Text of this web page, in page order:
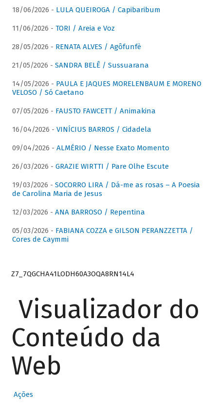
18/06/2026 - LULA QUEIROGA / Capibaribum
11/06/2026 - TORI / Areia e Voz
28/05/2026 - RENATA ALVES / Agôfunfè
21/05/2026 - SANDRA BELÊ / Sussuarana
14/05/2026 - PAULA E JAQUES MORELENBAUM E MORENO
VELOSO / Só Caetano
07/05/2026 - FAUSTO FAWCETT / Animakina
16/04/2026 - VINÍCIUS BARROS / Cidadela
09/04/2026 - ALMÉRIO / Nesse Exato Momento
26/03/2026 - GRAZIE WIRTTI / Pare Olhe Escute
19/03/2026 - SOCORRO LIRA / Dá-me as rosas – A Poesia
de Carolina Maria de Jesus
12/03/2026 - ANA BARROSO / Repentina
05/03/2026 - FABIANA COZZA e GILSON PERANZZETTA /
Cores de Caymmi
Z7_7QGCHA41LODH60A3OQA8RN14L4
Visualizador do
Conteúdo da
Web
Ações